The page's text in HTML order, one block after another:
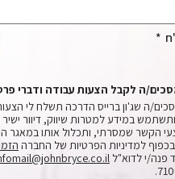
ה לקבל הצעות עבודה ודברי
ה שג'ון ברייס הדרכה תשלח לי
במידע למטרות שיווק, דיוור
הקשר שמסרתי, ותכלול אותו במאגר
למדיניות הפרטיות של החברה
פנה/י לדוא"ל